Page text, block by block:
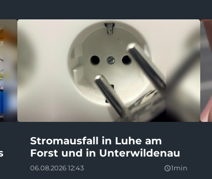
Stromausfall in Luhe am
Forst und in Unterwildenau
06.08.2026 12:43 query_builder1min